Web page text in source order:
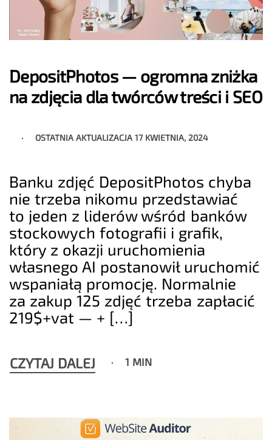
DepositPhotos — ogromna zniżka
na zdjęcia dla twórców treści i SEO
OSTATNIA AKTUALIZACJA17 KWIETNIA, 2024
Banku zdjęć DepositPhotos chyba
nie trzeba nikomu przedstawiać
to jeden z liderów wśród banków
stockowych fotografii i grafik,
który z okazji uruchomienia
własnego AI postanowił uruchomić
wspaniałą promocję. Normalnie
za zakup 125 zdjęć trzeba zapłacić
219$+vat — + […]
CZYTAJ DALEJ 1 MIN